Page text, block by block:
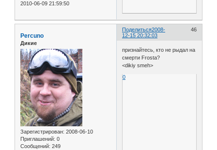
2010-06-09 21:59:50
Поделиться 46
2008-
12-15 20:32:03
Percuno
Дикие
Зарегистрирован: 2008-06-10
Приглашений: 0
Сообщений: 249
признайтесь, кто не рыдал на
смерти Frosta?
<dikiy smeh>
0